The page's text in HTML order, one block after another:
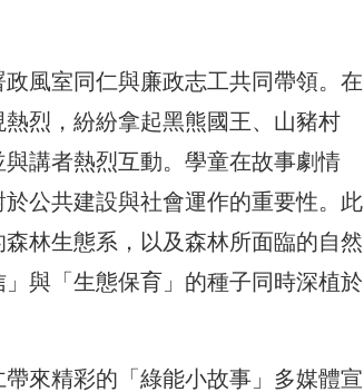
風室同仁與廉政志工共同帶領。在
烈，紛紛拿起黑熊國王、山豬村
講者熱烈互動。學童在故事劇情
公共建設與社會運作的重要性。此
林生態系，以及森林所面臨的自然
與「生態保育」的種子同時深植於
來精彩的「綠能小故事」多媒體宣